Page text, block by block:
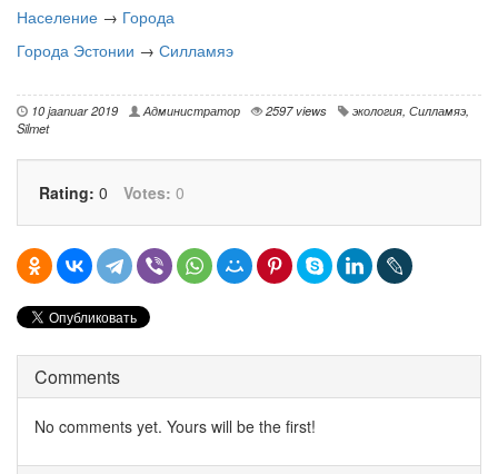
Население → Города
Города Эстонии → Силламяэ
10 jaanuar 2019 Администратор 2597 views экология, Силламяэ,
Silmet
Rating: 0 Votes: 0
Comments
No comments yet. Yours will be the first!